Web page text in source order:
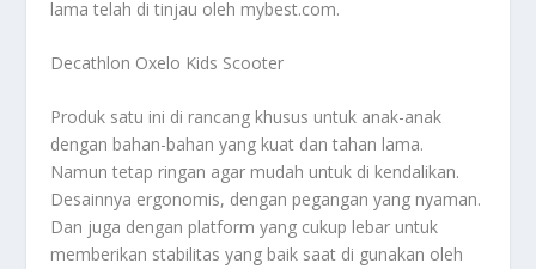
lama telah di tinjau oleh mybest.com.
Decathlon Oxelo Kids Scooter
Produk satu ini di rancang khusus untuk anak-anak
dengan bahan-bahan yang kuat dan tahan lama.
Namun tetap ringan agar mudah untuk di kendalikan.
Desainnya ergonomis, dengan pegangan yang nyaman.
Dan juga dengan platform yang cukup lebar untuk
memberikan stabilitas yang baik saat di gunakan oleh